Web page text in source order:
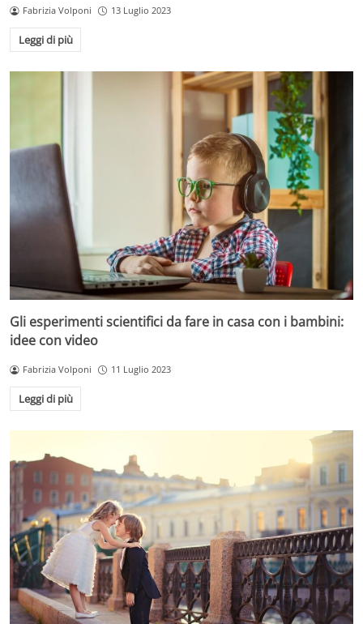
Fabrizia Volponi 13 Luglio 2023
Leggi di più
Gli esperimenti scientifici da fare in casa con i bambini:
idee con video
Fabrizia Volponi 11 Luglio 2023
Leggi di più